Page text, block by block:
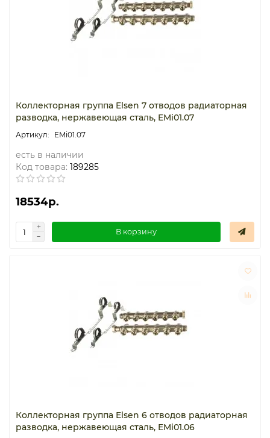
Коллекторная группа Elsen 7 отводов радиаторная
разводка, нержавеющая сталь, EMi01.07
EMi01.07
есть в наличии
Код товара: 189285
18534р.
В корзину
Коллекторная группа Elsen 6 отводов радиаторная
разводка, нержавеющая сталь, EMi01.06